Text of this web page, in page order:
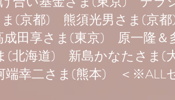
ま(京都) 熊須光男さま(京
田享さま(東京) 原一隆
(北海道) 新島かなたさま
幸二さま(熊本) ＜※ALL